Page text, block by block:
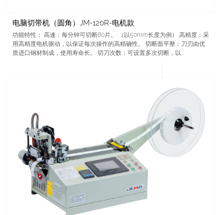
电脑切带机（圆角）JM-120R-电机款
功能特性： 高速：每分钟可切断80片。 （以50mm长度为例） 高精度：采
用高精度电机驱动，以保证每次操作的高精确性。 切断面平整：刀刃由优
质进口钢材制成，使用寿命长。 切刀次数：可设置多次切断，以...